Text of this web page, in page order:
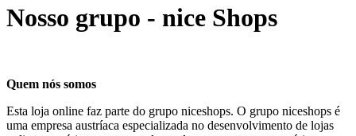
Nosso grupo - nice Shops
Quem nós somos
Esta loja online faz parte do grupo niceshops. O grupo niceshops é
uma empresa austríaca especializada no desenvolvimento de lojas